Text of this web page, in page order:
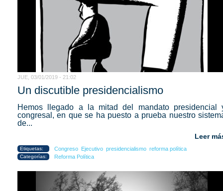
JUE, 03/01/2019 - 21:02
Un discutible presidencialismo
Hemos llegado a la mitad del mandato presidencial
congresal, en que se ha puesto a prueba nuestro
de...
Leer
Etiquetas: Congreso Ejecutivo presidencialismo reforma política
Categorías: Reforma Política